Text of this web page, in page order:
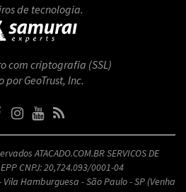
de tecnologia.
com criptografia (SSL)
GeoTrust, Inc.
ATACADO.COM.BR SERVICOS DE
EPP CNPJ: 20,724.093/0001-04
Vila Hamburguesa - São Paulo - SP (Venha